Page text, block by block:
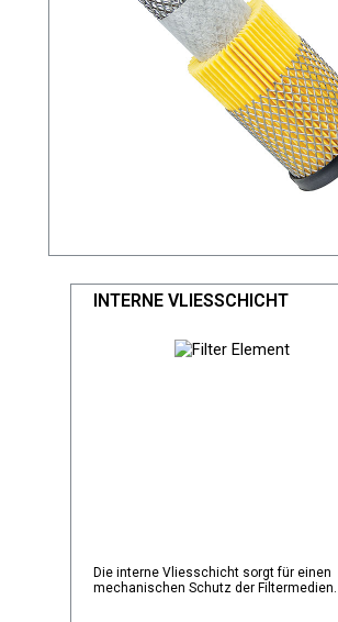
INTERNE VLIESSCHICHT
Die interne Vliesschicht sorgt für einen
mechanischen Schutz der Filtermedien.